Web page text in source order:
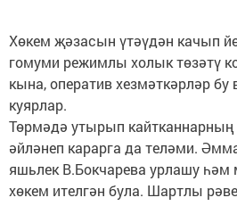
Хөкем җәзасын үтәүдән качып
гомуми режимлы холык төзәтү
кына, оператив хезмәткәрләр бу
куярлар.
Төрмәдә утырып кайтканнарның
әйләнеп карарга да теләми.
яшьлек В.Бокчарева урлашу
хөкем ителгән була. Шартлы